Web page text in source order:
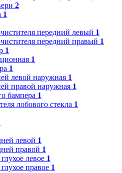
2
1
передний левый 1
передний правый 1
1
1
1
левой наружная 1
правой наружная 1
бампера 1
лобового стекла 1
левой 1
правой 1
левое 1
правое 1